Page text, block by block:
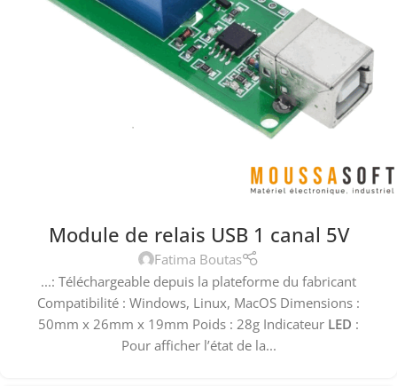
Module de relais USB 1 canal 5V
Fatima Boutas
...: Téléchargeable depuis la plateforme du fabricant
Compatibilité : Windows, Linux, MacOS Dimensions :
50mm x 26mm x 19mm Poids : 28g Indicateur LED :
Pour afficher l’état de la...